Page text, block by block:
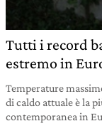
Tutti i record
estremo in
Temperature
di caldo attuale è la
contemporanea in